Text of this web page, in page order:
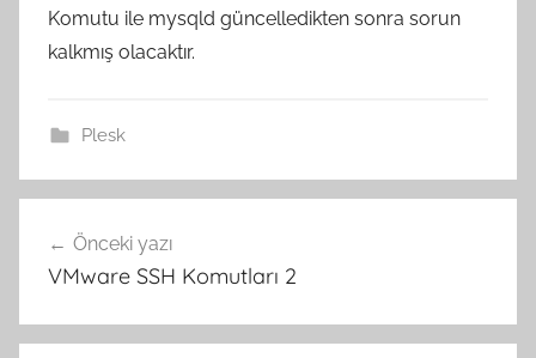
Komutu ile mysqld güncelledikten sonra sorun
kalkmış olacaktır.
Plesk
gezinmesi
Önceki yazı
VMware SSH Komutları 2